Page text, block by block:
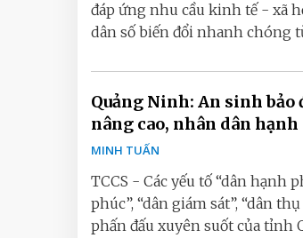
đáp ứng nhu cầu kinh tế - xã
dân số biến đổi nhanh chóng
Quảng Ninh: An sinh bảo
nâng cao, nhân dân hạnh
MINH TUẤN
TCCS - Các yếu tố “dân hạnh
phúc”, “dân giám sát”, “dân
phấn đấu xuyên suốt của tỉnh